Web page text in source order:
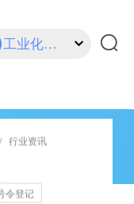
工业化学品
行业资讯
令登记